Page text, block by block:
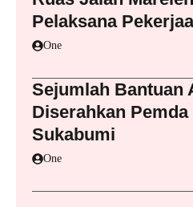
Pelaksana
One
Sejumlah Bantuan
Diserahkan
Sukabumi
One